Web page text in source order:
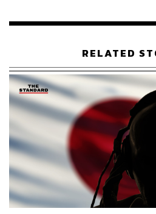
1. คิมดงชอล (Kim Dong-Chul)
เมื่อเดือนเมษายน ปี 2016 เขาสา
กรุงเปียงยางว่า หน่วยข่าวกรองขอ
เป็นนักสืบในเกาหลีเหนือ
โดยเกาหลีเหนือกล่าวหาว่า คิมด
กับกองทัพเกาหลีเหนือและอาวุธนิว
ที่ถูกจับกุมในเขตเศรษฐกิจพิเศษ
ด้านคิมดงชอลเปิดเผยว่า เขาถูกแ
หน้าที่ของหน่วยข่าวกรองเกาหลีใต้
เวอร์จิเนีย สหรัฐอเมริกา
2.คิมซางดุก (Kim Sang-Duk) พ
ประจำมหาวิทยาลัยวิทยาศาสตร์แล
RELATED